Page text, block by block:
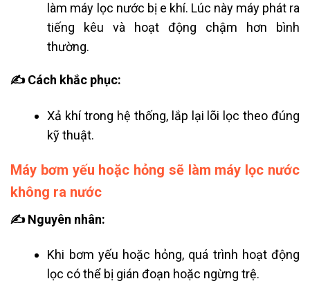
làm máy lọc nước bị e khí. Lúc này máy phát ra
tiếng kêu và hoạt động chậm hơn bình
thường.
✍ Cách khắc phục:
Xả khí trong hệ thống, lắp lại lõi lọc theo đúng
kỹ thuật.
Máy bơm yếu hoặc hỏng sẽ làm máy lọc nước
không ra nước
✍ Nguyên nhân:
Khi bơm yếu hoặc hỏng, quá trình hoạt động
lọc có thể bị gián đoạn hoặc ngừng trệ.